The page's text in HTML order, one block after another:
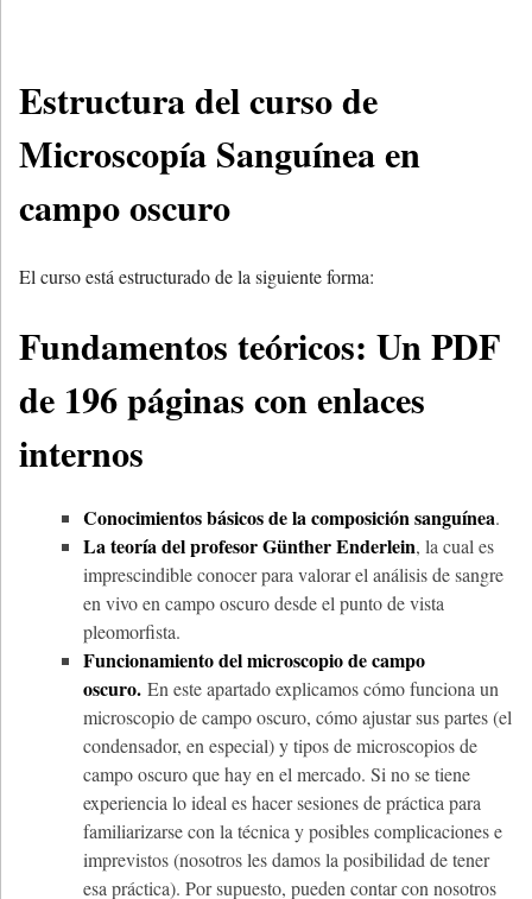
Estructura del curso de
Microscopía Sanguínea en
campo oscuro
El curso está estructurado de la siguiente forma:
Fundamentos teóricos: Un PDF
de 196 páginas con enlaces
internos
Conocimientos básicos de la composición sanguínea.
La teoría del profesor Günther Enderlein, la cual es
imprescindible conocer para valorar el análisis de sangre
en vivo en campo oscuro desde el punto de vista
pleomorfista.
Funcionamiento del microscopio de campo
oscuro. En este apartado explicamos cómo funciona un
microscopio de campo oscuro, cómo ajustar sus partes (el
condensador, en especial) y tipos de microscopios de
campo oscuro que hay en el mercado. Si no se tiene
experiencia lo ideal es hacer sesiones de práctica para
familiarizarse con la técnica y posibles complicaciones e
imprevistos (nosotros les damos la posibilidad de tener
esa práctica). Por supuesto, pueden contar con nosotros